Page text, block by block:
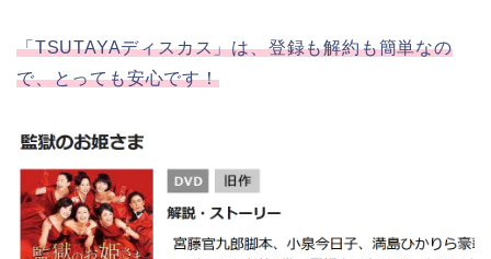
「TSUTAYAディスカス」は、登録も解約も簡単なの
で、とっても安心です！